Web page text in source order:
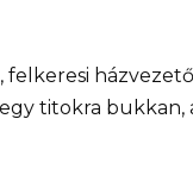
titokra bukkan,